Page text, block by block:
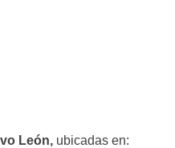
León, ubicadas en: